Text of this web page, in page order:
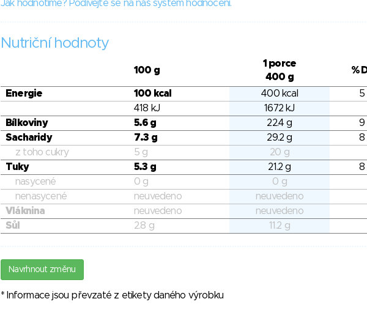
Jak hodnotíme? Podívejte se na náš systém hodnocení.
Nutriční hodnoty
100 g
1 porce
400 g
%
Energie 100 kcal 400 kcal
5
418 kJ
1672 kJ
Bílkoviny
5.6 g 22.4 g
9
Sacharidy
7.3 g 29.2 g
8
z toho cukry
5 g
20 g
Tuky
5.3 g 21.2 g
8
nasycené
0 g
0 g
nenasycené
neuvedeno
neuvedeno
Vláknina
neuvedeno
neuvedeno
Sůl
2.8 g 11.2 g
Navrhnout změnu
* Informace jsou převzaté z etikety daného výrobku